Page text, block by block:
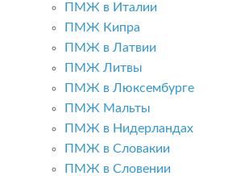
ПМЖ в Италии
ПМЖ Кипра
ПМЖ в Латвии
ПМЖ Литвы
ПМЖ в Люксембурге
ПМЖ Мальты
ПМЖ в Нидерландах
ПМЖ в Словакии
ПМЖ в Словении